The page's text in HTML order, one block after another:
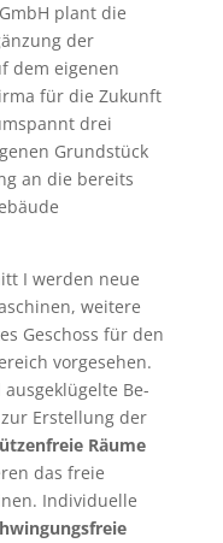
plant die
der
dem eigenen
für die Zukunft
drei
Grundstück
an die bereits
I werden neue
weitere
Geschoss für den
vorgesehen.
Be-
Erstellung der
Räume
das freie
Individuelle